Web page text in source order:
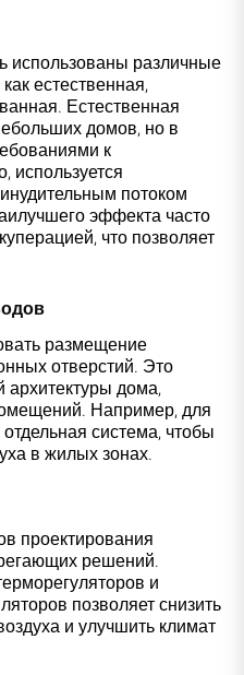
использованы различные
естественная,
Естественная
домов, но в
к
используется
потоком
эффекта часто
что позволяет
размещение
отверстий. Это
архитектуры дома,
Например, для
система, чтобы
в жилых зонах.
проектирования
решений.
и
позволяет снизить
и улучшить климат